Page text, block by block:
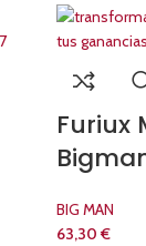
Furiux
BIG MAN
63,30 €